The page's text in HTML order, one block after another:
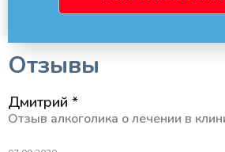
Отзывы
Дмитрий *
Отзыв алкоголика о лечении в